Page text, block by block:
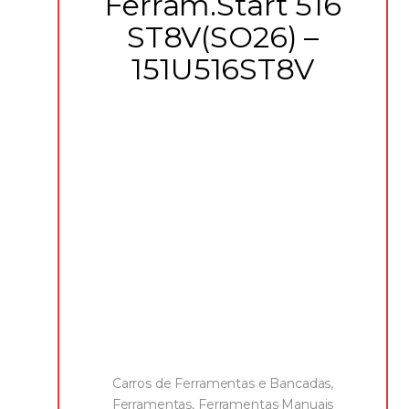
ST8V(SO26) –
151U516ST8V
Carros de Ferramentas e Bancadas,
Ferramentas, Ferramentas Manuais